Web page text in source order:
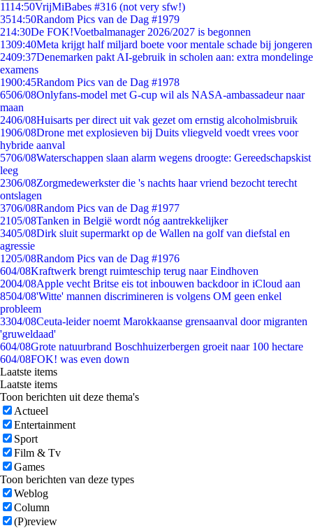
1114:50VrijMiBabes #316 (not very sfw!)
3514:50Random Pics van de Dag #1979
214:30De FOK!Voetbalmanager 2026/2027 is begonnen
1309:40Meta krijgt half miljard boete voor mentale schade bij jongeren
2409:37Denemarken pakt AI-gebruik in scholen aan: extra mondelinge
examens
1900:45Random Pics van de Dag #1978
6506/08Onlyfans-model met G-cup wil als NASA-ambassadeur naar
maan
2406/08Huisarts per direct uit vak gezet om ernstig alcoholmisbruik
1906/08Drone met explosieven bij Duits vliegveld voedt vrees voor
hybride aanval
5706/08Waterschappen slaan alarm wegens droogte: Gereedschapskist
leeg
2306/08Zorgmedewerkster die 's nachts haar vriend bezocht terecht
ontslagen
3706/08Random Pics van de Dag #1977
2105/08Tanken in België wordt nóg aantrekkelijker
3405/08Dirk sluit supermarkt op de Wallen na golf van diefstal en
agressie
1205/08Random Pics van de Dag #1976
604/08Kraftwerk brengt ruimteschip terug naar Eindhoven
2004/08Apple vecht Britse eis tot inbouwen backdoor in iCloud aan
8504/08'Witte' mannen discrimineren is volgens OM geen enkel
probleem
3304/08Ceuta-leider noemt Marokkaanse grensaanval door migranten
'gruweldaad'
604/08Grote natuurbrand Boschhuizerbergen groeit naar 100 hectare
604/08FOK! was even down
Laatste items
Laatste items
Toon berichten uit deze thema's
Actueel
Entertainment
Sport
Film & Tv
Games
Toon berichten van deze types
Weblog
Column
(P)review